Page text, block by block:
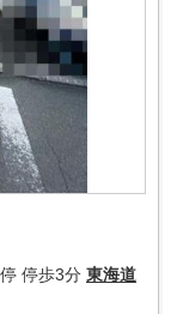
停歩3分 東海道